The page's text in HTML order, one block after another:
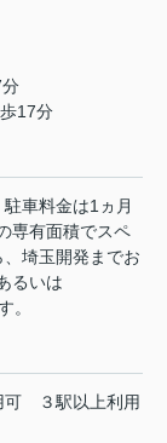
17分
車料金は1ヵ月
専有面積でスペ
埼玉開発までお
るいは
。
可
３駅以上利用